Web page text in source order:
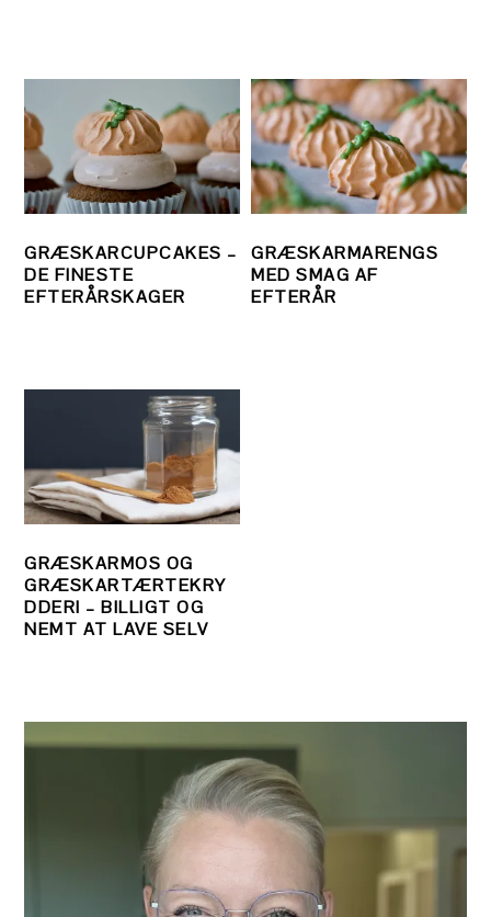
GRÆSKARCUPCAKES –
DE FINESTE
EFTERÅRSKAGER
GRÆSKARMARENGS
MED SMAG AF
EFTERÅR
GRÆSKARMOS OG
GRÆSKARTÆRTEKRY
DDERI – BILLIGT OG
NEMT AT LAVE SELV
PRIMÆR